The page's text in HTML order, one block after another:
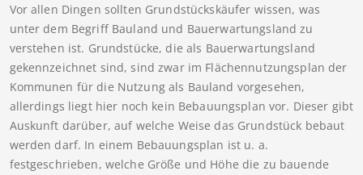
Vor allen Dingen sollten Grundstückskäufer wissen, was
unter dem Begriff Bauland und Bauerwartungsland zu
verstehen ist. Grundstücke, die als Bauerwartungsland
gekennzeichnet sind, sind zwar im Flächennutzungsplan der
Kommunen für die Nutzung als Bauland vorgesehen,
allerdings liegt hier noch kein Bebauungsplan vor. Dieser gibt
Auskunft darüber, auf welche Weise das Grundstück bebaut
werden darf. In einem Bebauungsplan ist u. a.
festgeschrieben, welche Größe und Höhe die zu bauende